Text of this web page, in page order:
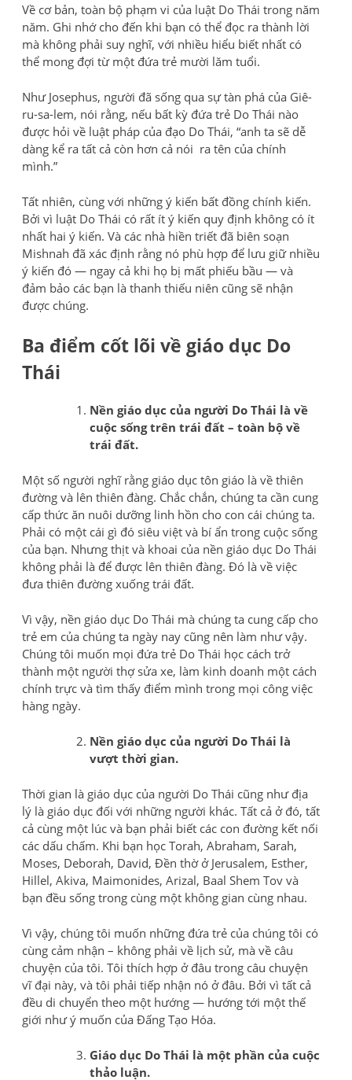
Về cơ bản, toàn bộ phạm vi của luật Do Thái trong năm
năm. Ghi nhớ cho đến khi bạn có thể đọc ra thành lời
mà không phải suy nghĩ, với nhiều hiểu biết nhất có
thể mong đợi từ một đứa trẻ mười lăm tuổi.
Như Josephus, người đã sống qua sự tàn phá của Giê-
ru-sa-lem, nói rằng, nếu bất kỳ đứa trẻ Do Thái nào
được hỏi về luật pháp của đạo Do Thái, “anh ta sẽ dễ
dàng kể ra tất cả còn hơn cả nói ra tên của chính
mình.”
Tất nhiên, cùng với những ý kiến ​​bất đồng chính kiến.
Bởi vì luật Do Thái có rất ít ý kiến ​​quy định không có ít
nhất hai ý kiến. Và các nhà hiền triết đã biên soạn
Mishnah đã xác định rằng nó phù hợp để lưu giữ nhiều
ý kiến ​​đó — ngay cả khi họ bị mất phiếu bầu — và
đảm bảo các bạn là thanh thiếu niên cũng sẽ nhận
được chúng.
Ba điểm cốt lõi về giáo dục Do
Thái
Nền giáo dục của người Do Thái là về
cuộc sống trên trái đất – toàn bộ về
trái đất.
Một số người nghĩ rằng giáo dục tôn giáo là về thiên
đường và lên thiên đàng. Chắc chắn, chúng ta cần cung
cấp thức ăn nuôi dưỡng linh hồn cho con cái chúng ta.
Phải có một cái gì đó siêu việt và bí ẩn trong cuộc sống
của bạn. Nhưng thịt và khoai của nền giáo dục Do Thái
không phải là để được lên thiên đàng. Đó là về việc
đưa thiên đường xuống trái đất.
Vì vậy, nền giáo dục Do Thái mà chúng ta cung cấp cho
trẻ em của chúng ta ngày nay cũng nên làm như vậy.
Chúng tôi muốn mọi đứa trẻ Do Thái học cách trở
thành một người thợ sửa xe, làm kinh doanh một cách
chính trực và tìm thấy điểm mình trong mọi công việc
hàng ngày.
Nền giáo dục của người Do Thái là
vượt thời gian.
Thời gian là giáo dục của người Do Thái cũng như địa
lý là giáo dục đối với những người khác. Tất cả ở đó, tất
cả cùng một lúc và bạn phải biết các con đường kết nối
các dấu chấm. Khi bạn học Torah, Abraham, Sarah,
Moses, Deborah, David, Đền thờ ở Jerusalem, Esther,
Hillel, Akiva, Maimonides, Arizal, Baal Shem Tov và
bạn đều sống trong cùng một không gian cùng nhau.
Vì vậy, chúng tôi muốn những đứa trẻ của chúng tôi có
cùng cảm nhận – không phải về lịch sử, mà về câu
chuyện của tôi. Tôi thích hợp ở đâu trong câu chuyện
vĩ đại này, và tôi phải tiếp nhận nó ở đâu. Bởi vì tất cả
đều di chuyển theo một hướng — hướng tới một thế
giới như ý muốn của Đấng Tạo Hóa.
Giáo dục Do Thái là một phần của cuộc
thảo luận.